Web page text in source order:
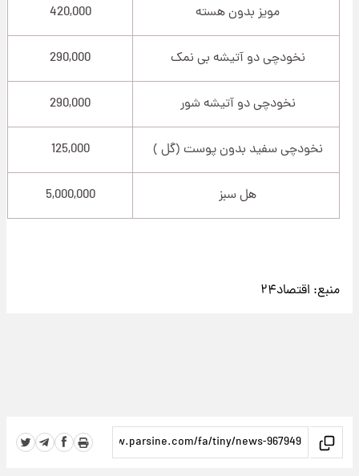
مویز بدون هسته 420,000
نخودچی دو آتیشه بی نمک 290,000
نخودچی دو آتیشه شور 290,000
نخودچی سفید بدون پوست (گل ) 125,000
هل سبز 5,000,000
منبع: اقتصاد۲۴